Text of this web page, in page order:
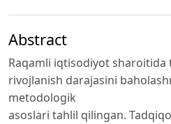
Abstract
Raqamli iqtisodiyot
rivojlanish darajasini
metodologik
asoslari tahlil qilingan.